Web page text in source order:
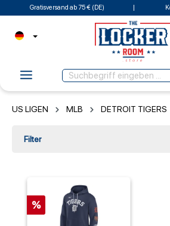
Gratisversand ab 75 € (DE)
US LIGEN MLB DETROIT TIGERS
Filter
%